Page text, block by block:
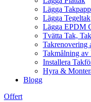
Lägga Takpapp
Lägga Tegeltak
Lägga EPDM
Tvätta Tak,
Takrenovering
Takmålning av
Installera
Hyra &
Blogg
Offert